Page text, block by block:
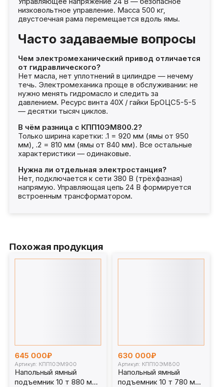
низковольтное управление. Масса 500 кг,
двустоечная рама перемещается вдоль ямы.
Часто задаваемые вопросы
Чем электромеханический привод отличается
от гидравлического?
Нет масла, нет уплотнений в цилиндре — нечему
течь. Электромеханика проще в обслуживании: не
нужно менять гидромасло и следить за
давлением. Ресурс винта 40Х / гайки БрОЦС5-5-5
— десятки тысяч циклов.
В чём разница с КПП10ЭМ800.2?
Только ширина каретки: .1 = 920 мм (ямы от 950
мм), .2 = 810 мм (ямы от 840 мм). Все остальные
характеристики — одинаковые.
Нужна ли отдельная электростанция?
Нет, подключается к сети 380 В (трёхфазная)
напрямую. Управляющая цепь 24 В формируется
встроенным трансформатором.
Похожая продукция
645 000₽
Артикул: КПП10ЭМ900
Напольный ямный
подъемник 10 т 880 мм
630 000₽
Артикул: КПП10ЭМ800
Напольный ямный
подъемник 10 т 780 мм